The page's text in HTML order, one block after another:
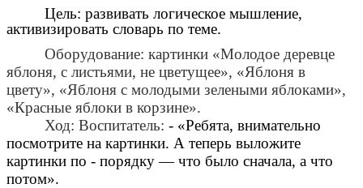
Цель: развивать логическое мышление,
активизировать словарь по теме.
Оборудование: картинки «Молодое деревце
яблоня, с листьями, не цветущее», «Яблоня в
цвету», «Яблоня с молодыми зелеными яблоками»,
«Красные яблоки в корзине».
Ход: Воспитатель:- «Ребята, внимательно
посмотрите на картинки. А теперь выложите
картинки по - порядку — что было сначала, а что
потом».